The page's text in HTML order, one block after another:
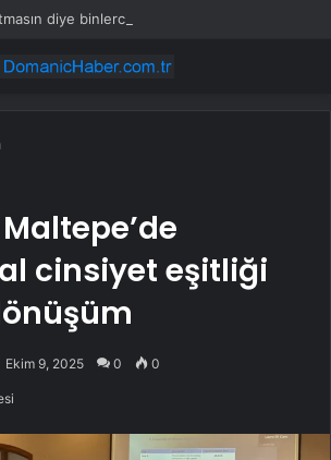
diye binlerce ağaç diktiler
cinsiyet eşitliği
Ekim 9, 2025 0 0